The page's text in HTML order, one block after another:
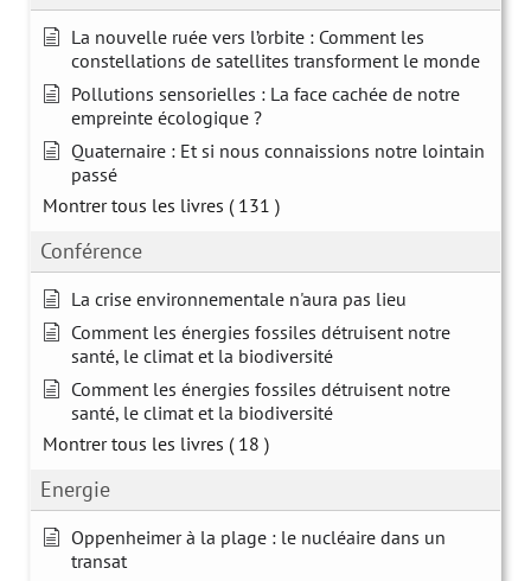
La nouvelle ruée vers l’orbite : Comment les
constellations de satellites transforment le monde
Pollutions sensorielles : La face cachée de notre
empreinte écologique ?
Quaternaire : Et si nous connaissions notre lointain
passé
Montrer tous les livres ( 131 )
Conférence
La crise environnementale n'aura pas lieu
Comment les énergies fossiles détruisent notre
santé, le climat et la biodiversité
Comment les énergies fossiles détruisent notre
santé, le climat et la biodiversité
Montrer tous les livres ( 18 )
Energie
Oppenheimer à la plage : le nucléaire dans un
transat